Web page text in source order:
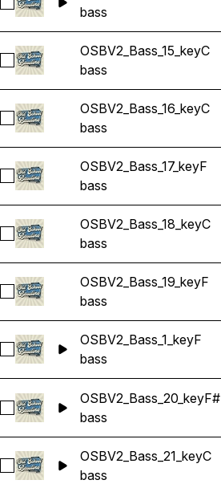
Sélectionnez OSBV2_Bass_14_keyC
bass
Sélectionnez OSBV2_Bass_15_keyC
OSBV2_Bass_15_keyC
bass
Sélectionnez OSBV2_Bass_16_keyC
OSBV2_Bass_16_keyC
bass
Sélectionnez OSBV2_Bass_17_keyF
OSBV2_Bass_17_keyF
bass
Sélectionnez OSBV2_Bass_18_keyC
OSBV2_Bass_18_keyC
bass
Sélectionnez OSBV2_Bass_19_keyF
OSBV2_Bass_19_keyF
bass
Sélectionnez OSBV2_Bass_1_keyF
OSBV2_Bass_1_keyF
bass
Sélectionnez OSBV2_Bass_20_keyF#
OSBV2_Bass_20_keyF#
bass
Sélectionnez OSBV2_Bass_21_keyC
OSBV2_Bass_21_keyC
bass